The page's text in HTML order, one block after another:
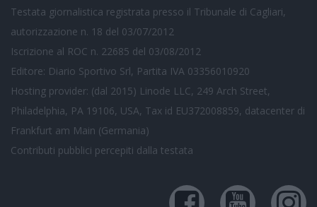
Testata giornalistica registrata presso il Tribunale di Cagliari,
autorizzazione n. 18 del 03/07/2012
Iscrizione al ROC n. 22685 del 03/08/2012
Editore: Diario Sportivo Srl, Partita IVA 03356010920
Hosting provider: (dal 2015) Linode LLC, 249 Arch Street,
Philadelphia, PA 19106, USA, Tax id EU372008859, datacenter di
Frankfurt am Main (Germania)
Contributi pubblici percepiti dalla testata